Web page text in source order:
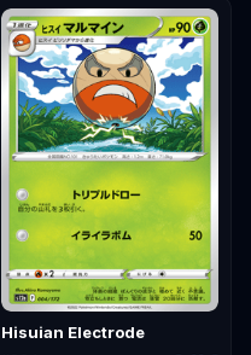
Hisuian Electrode